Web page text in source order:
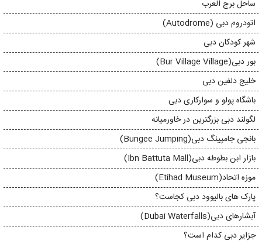
ساحل برج العرب
اتودروم دبی (Autodrome)
شهر کودکان دبی
بور دبی(Bur Village Village)
خلیج دلفین دبی
باشگاه پولو و سوارکاری دبی
لگولند دبی بزرگترین در خاورمیانه
بانجی جامپینگ دبی(Bungee Jumping)
بازار ابن بطوطه دبی(Ibn Battuta Mall)
موزه اتحاد(Etihad Museum)
پارک های بالیوود دبی کجاست؟
آبشارهای دبی(Dubai Waterfalls)
جزایر دبی کدام است؟